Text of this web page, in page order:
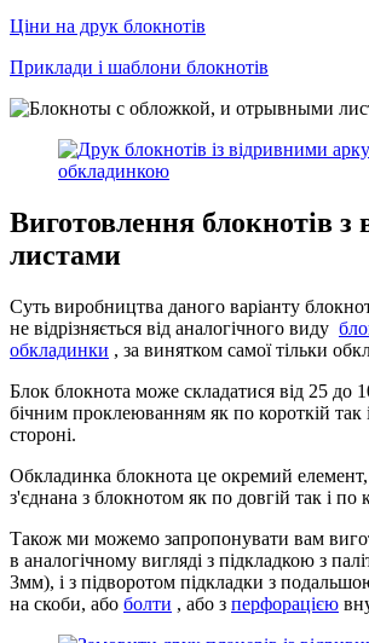
Ціни на друк блокнотів
Приклади і шаблони блокнотів
Виготовлення блокнотів з
листами
Суть виробництва даного варіанту
не відрізняється від аналогічного виду
обкладинки , за винятком самої тільки
Блок блокнота може складатися від 25 до
бічним проклеюванням як по короткій так
стороні.
Обкладинка блокнота це окремий
з'єднана з блокнотом як по довгій так і по
Також ми можемо запропонувати вам
в аналогічному вигляді з підкладкою з
3мм), і з підворотом підкладки з
на скоби, або болти , або з перфорацією